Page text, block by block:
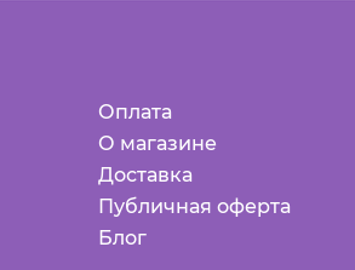
Оплата
О магазине
Доставка
Публичная оферта
Блог